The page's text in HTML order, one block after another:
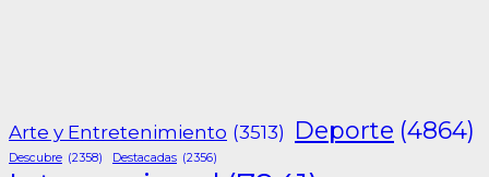
Arte y Entretenimiento (3513) Deporte (4864)
Descubre (2358) Destacadas (2356)